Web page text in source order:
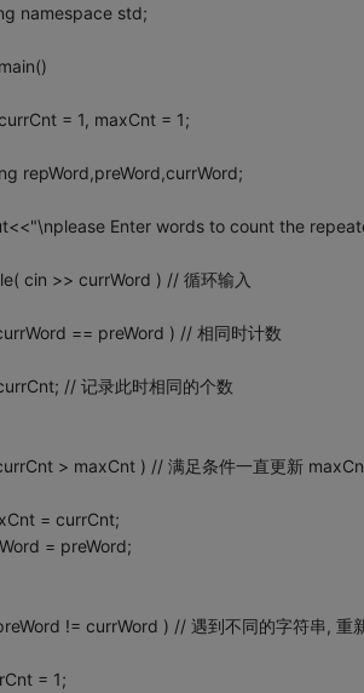
namespace std;
= 1, maxCnt = 1;
repWord,preWord,currWord;
Enter words to count the
cin >> currWord ) // 循环输入
== preWord ) // 相同时计数
// 记录此时相同的个数
> maxCnt ) // 满足条件一直更新
= currCnt;
= preWord;
!= currWord ) // 遇到不同的字符串, 重
= 1;